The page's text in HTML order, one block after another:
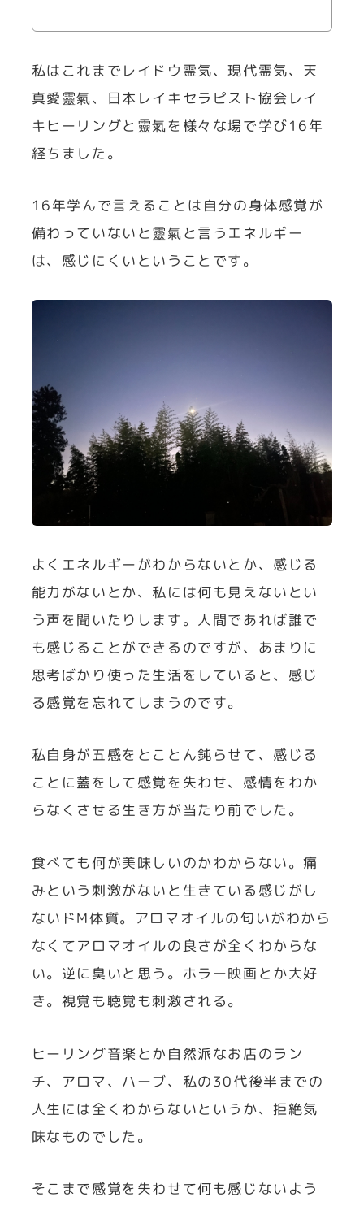
私はこれまでレイドウ霊気、現代霊気、天
真愛靈氣、日本レイキセラピスト協会レイ
キヒーリングと靈氣を様々な場で学び16年
経ちました。
16年学んで言えることは自分の身体感覚が
備わっていないと靈氣と言うエネルギー
は、感じにくいということです。
よくエネルギーがわからないとか、感じる
能力がないとか、私には何も見えないとい
う声を聞いたりします。人間であれば誰で
も感じることができるのですが、あまりに
思考ばかり使った生活をしていると、感じ
る感覚を忘れてしまうのです。
私自身が五感をとことん鈍らせて、感じる
ことに蓋をして感覚を失わせ、感情をわか
らなくさせる生き方が当たり前でした。
食べても何が美味しいのかわからない。痛
みという刺激がないと生きている感じがし
ないドM体質。アロマオイルの匂いがわから
なくてアロマオイルの良さが全くわからな
い。逆に臭いと思う。ホラー映画とか大好
き。視覚も聴覚も刺激される。
ヒーリング音楽とか自然派なお店のラン
チ、アロマ、ハーブ、私の30代後半までの
人生には全くわからないというか、拒絶気
味なものでした。
そこまで感覚を失わせて何も感じないよう